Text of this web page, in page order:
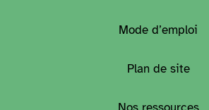
Mode d’emploi
Plan de site